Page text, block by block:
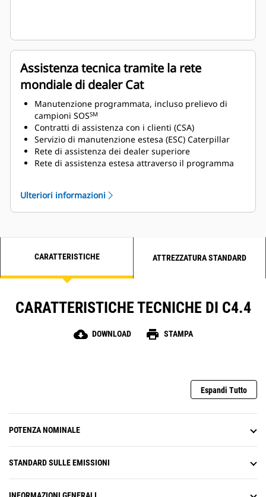
Assistenza tecnica tramite la rete
mondiale di dealer Cat
Manutenzione programmata, incluso prelievo di
campioni SOSSM
Contratti di assistenza con i clienti (CSA)
Servizio di manutenzione estesa (ESC) Caterpillar
Rete di assistenza dei dealer superiore
Rete di assistenza estesa attraverso il programma
Ulteriori informazioni
CARATTERISTICHE ATTREZZATURA STANDARD
CARATTERISTICHE TECNICHE DI C4.4
cloud_download DOWNLOAD print STAMPA
Espandi Tutto
POTENZA NOMINALE
STANDARD SULLE EMISSIONI